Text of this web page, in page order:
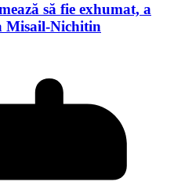
să fie exhumat, a
Misail-Nichitin